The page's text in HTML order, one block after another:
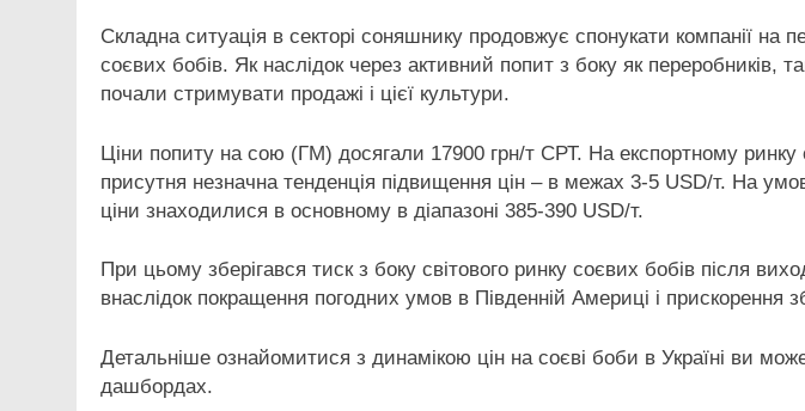
Складна ситуація в секторі соняшнику продовжує спонукати компанії на
соєвих бобів. Як наслідок через активний попит з боку як переробників, так
почали стримувати продажі і цієї культури.
Ціни попиту на сою (ГМ) досягали 17900 грн/т СРТ. На експортному ринку
присутня незначна тенденція підвищення цін – в межах 3-5 USD/т. На
ціни знаходилися в основному в діапазоні 385-390 USD/т.
При цьому зберігався тиск з боку світового ринку соєвих бобів після
внаслідок покращення погодних умов в Південній Америці і прискорення
Детальніше ознайомитися з динамікою цін на соєві боби в Україні ви
дашбордах.